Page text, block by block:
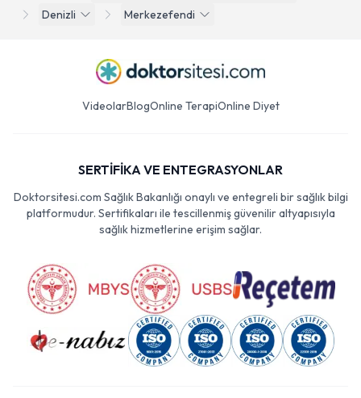
Denizli
Merkezefendi
VideolarBlogOnline TerapiOnline Diyet
SERTİFİKA VE ENTEGRASYONLAR
Doktorsitesi.com Sağlık Bakanlığı onaylı ve entegreli bir sağlık bilgi
platformudur. Sertifikaları ile tescillenmiş güvenilir altyapısıyla
sağlık hizmetlerine erişim sağlar.